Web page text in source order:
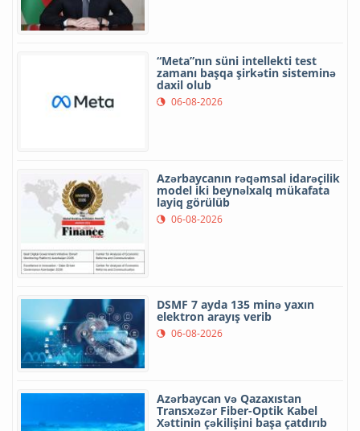
“Meta”nın süni intellekti test
zamanı başqa şirkətin sisteminə
daxil olub
06-08-2026
Azərbaycanın rəqəmsal idarəçilik
model iki beynəlxalq mükafata
layiq görülüb
06-08-2026
DSMF 7 ayda 135 minə yaxın
elektron arayış verib
06-08-2026
Azərbaycan və Qazaxıstan
Transxəzər Fiber-Optik Kabel
Xəttinin çəkilişini başa çatdırıb